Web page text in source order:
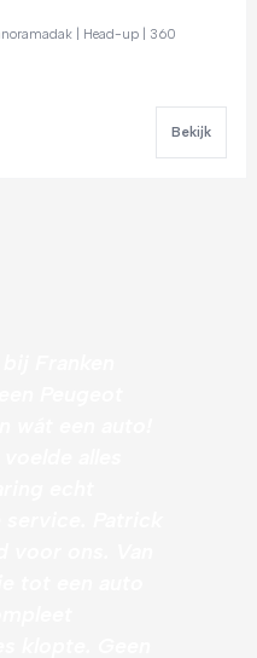
| Head-up | 360
Bekijk